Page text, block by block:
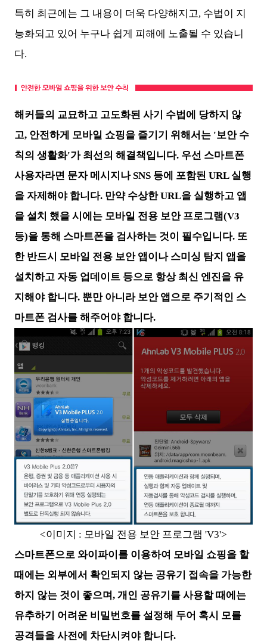
특히 최근에는 그 내용이 더욱 다양해지고, 수법이 지
능화되고 있어 누구나 쉽게 피해에 노출될 수 있습니
다.
해커들의 교묘하고 고도화된 사기 수법에 당하지 않
고, 안전하게 모바일 쇼핑을 즐기기 위해서는 '보안 수
칙의 생활화'가 최선의 해결책입니다. 우선 스마트폰
사용자라면 문자 메시지나 SNS 등에 포함된 URL 실행
을 자제해야 합니다. 만약 수상한 URL을 실행하고 앱
을 설치 했을 시에는 모바일 전용 보안 프로그램(V3
등)을 통해 스마트폰을 검사하는 것이 필수입니다. 또
한 반드시 모바일 전용 보안 앱이나 스미싱 탐지 앱을
설치하고 자동 업데이트 등으로 항상 최신 엔진을 유
지해야 합니다. 뿐만 아니라 보안 앱으로 주기적인 스
마트폰 검사를 해주어야 합니다.
<이미지 : 모바일 전용 보안 프로그램 'V3'>
스마트폰으로 와이파이를 이용하여 모바일 쇼핑을 할
때에는 외부에서 확인되지 않는 공유기 접속을 가능한
하지 않는 것이 좋으며, 개인 공유기를 사용할 때에는
유추하기 어려운 비밀번호를 설정해 두어 혹시 모를
공격들을 사전에 차단시켜야 합니다.